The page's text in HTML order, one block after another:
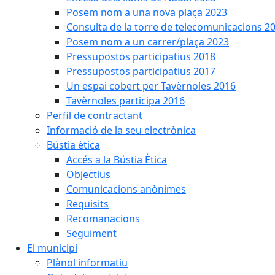
Posem nom a una nova plaça 2023
Consulta de la torre de telecomunicacions
Posem nom a un carrer/plaça 2023
Pressupostos participatius 2018
Pressupostos participatius 2017
Un espai cobert per Tavèrnoles 2016
Tavèrnoles participa 2016
Perfil de contractant
Informació de la seu electrònica
Bústia ètica
Accés a la Bústia Ètica
Objectius
Comunicacions anònimes
Requisits
Recomanacions
Seguiment
El municipi
Plànol informatiu